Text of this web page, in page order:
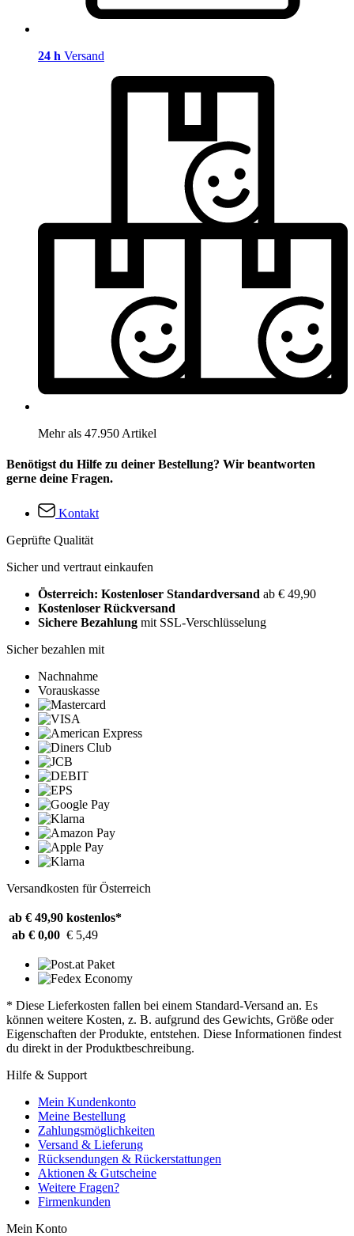
24 h Versand
Mehr als 47.950 Artikel
Benötigst du Hilfe zu deiner Bestellung? Wir beantworten
gerne deine Fragen.
Kontakt
Geprüfte Qualität
Sicher und vertraut einkaufen
Österreich: Kostenloser Standardversand ab € 49,90
Kostenloser Rückversand
Sichere Bezahlung mit SSL-Verschlüsselung
Sicher bezahlen mit
Nachnahme
Vorauskasse
Versandkosten für Österreich
ab € 49,90 kostenlos*
ab € 0,00 € 5,49
* Diese Lieferkosten fallen bei einem Standard-Versand an. Es
können weitere Kosten, z. B. aufgrund des Gewichts, Größe oder
Eigenschaften der Produkte, entstehen. Diese Informationen findest
du direkt in der Produktbeschreibung.
Hilfe & Support
Mein Kundenkonto
Meine Bestellung
Zahlungsmöglichkeiten
Versand & Lieferung
Rücksendungen & Rückerstattungen
Aktionen & Gutscheine
Weitere Fragen?
Firmenkunden
Mein Konto